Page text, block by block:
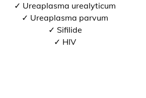
✓ Ureaplasma urealyticum
✓ Ureaplasma parvum
✓ Sifilide
✓ HIV